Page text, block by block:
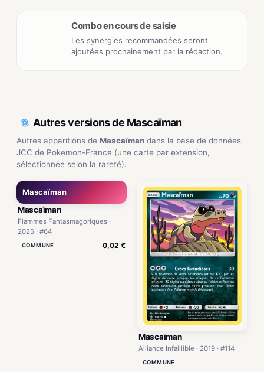
Combo en cours de saisie
Les synergies recommandées seront
ajoutées prochainement par la rédaction.
Autres versions de Mascaïman
Autres apparitions de Mascaïman dans la base de données
JCC de Pokemon-France (une carte par extension,
sélectionnée selon la rareté).
Mascaïman
Mascaïman
Flammes Fantasmagoriques ·
2025 · #64
COMMUNE 0,02 €
Mascaïman
Alliance Infaillible · 2019 · #114
COMMUNE